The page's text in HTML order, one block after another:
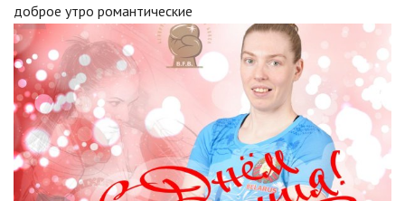
доброе утро романтические